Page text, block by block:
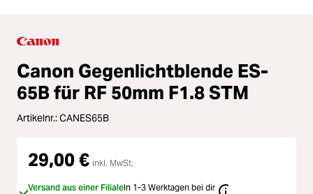
Loading...
Zubehör
Loading...
Licht & Studio
Loading...
Loading...
Ferngläser
Canon Gegenlichtblende ES-
65B für RF 50mm F1.8 STM
Artikelnr.:CANES65B
29,00 € inkl. MwSt.
Versand aus einer FilialeIn 1-3 Werktagen bei dir